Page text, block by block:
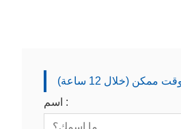
(خلال 12 ساعة)
اسم :